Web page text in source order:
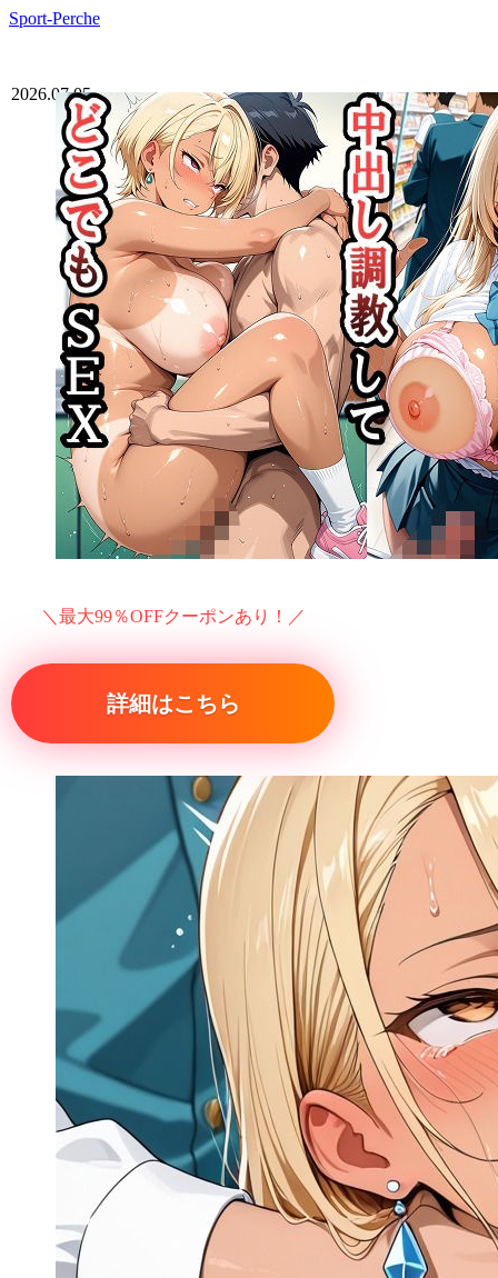
Sport-Perche
2026.07.05
＼最大99％OFFクーポンあり！／
詳細はこちら